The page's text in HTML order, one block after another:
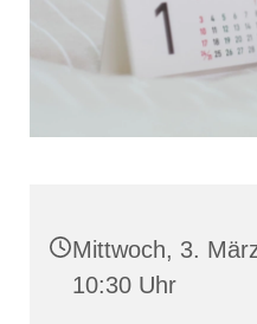
Mittwoch, 3.
10:30 Uhr